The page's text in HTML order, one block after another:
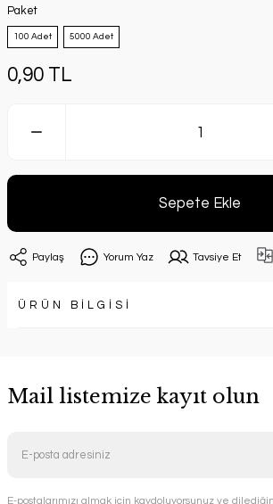
Paket
100 Adet 5000 Adet
0,90 TL
Sepete Ekle
Paylaş Yorum Yaz Tavsiye Et
ÜRÜN BİLGİSİ
Mail listemize kayıt olun
E-postalarımızı almak için kaydoluyorsunuz ve